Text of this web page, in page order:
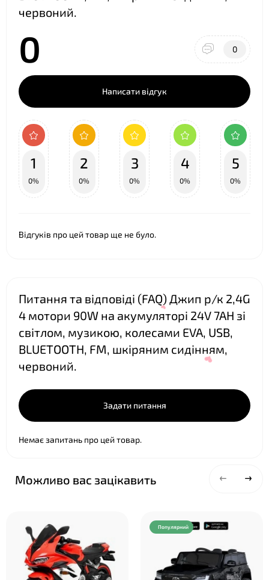
червоний.
0 0
Написати відгук
1
0%
2
0%
3
0%
4
0%
5
0%
Відгуків про цей товар ще не було.
Питання та відповіді (FAQ) Джип р/к 2,4G
4 мотори 90W на акумуляторі 24V 7AH зі
світлом, музикою, колесами EVA, USB,
BLUETOOTH, FM, шкіряним сидінням,
червоний.
Задати питання
Немає запитань про цей товар.
Можливо вас зацікавить
Популярний
❤